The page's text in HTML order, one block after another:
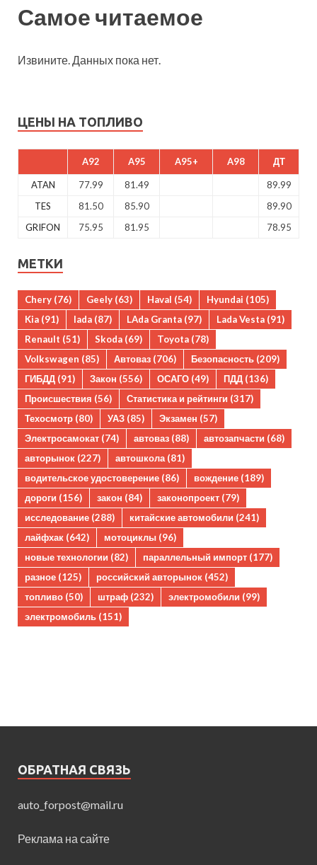
Самое читаемое
Извините. Данных пока нет.
ЦЕНЫ НА ТОПЛИВО
A92 A95 A95+ A98 ДТ
ATAN 77.99 81.49
89.99
TES
81.50 85.90
89.90
GRIFON
75.95 81.95 78.95
МЕТКИ
Chery (76) Geely (63) Haval (54) Hyundai (105)
Kia (91) lada (87) LAda Granta (97) Lada Vesta (91)
Renault (51) Skoda (69) Toyota (78)
Volkswagen (85) Автоваз (706) Безопасность (209)
ГИБДД (91) Закон (556) ОСАГО (49) ПДД (136)
Происшествия (56) Статистика и рейтинги (317)
Техосмотр (80) УАЗ (85) Экзамен (57)
Электросамокат (74) автоваз (88) автозапчасти (68)
авторынок (227) автошкола (81)
водительское удостоверение (86) вождение (189)
дороги (156) закон (84) законопроект (79)
исследование (288) китайские автомобили (241)
лайфхак (642) мотоциклы (96)
новые технологии (82) параллельный импорт (177)
разное (125) российский авторынок (452)
топливо (50) штраф (232) электромобили (99)
электромобиль (151)
ОБРАТНАЯ СВЯЗЬ
auto_forpost@mail.ru
Реклама на сайте